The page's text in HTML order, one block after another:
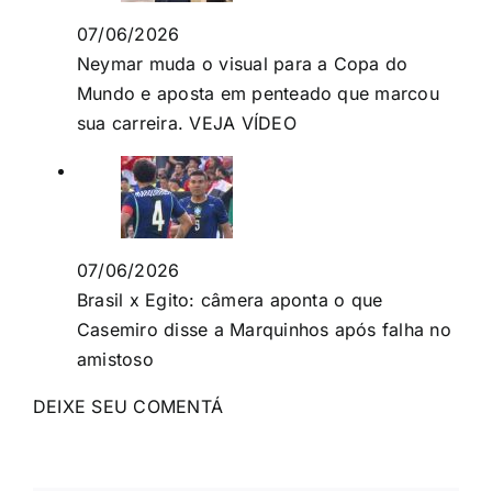
07/06/2026
Neymar muda o visual para a Copa do
Mundo e aposta em penteado que marcou
sua carreira. VEJA VÍDEO
07/06/2026
Brasil x Egito: câmera aponta o que
Casemiro disse a Marquinhos após falha no
amistoso
DEIXE SEU COMENTÁ